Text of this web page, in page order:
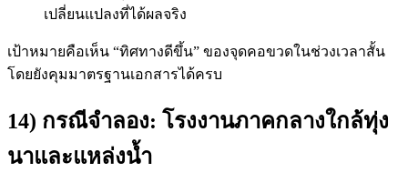
เปลี่ยนแปลงที่ได้ผลจริง
เป้าหมายคือเห็น “ทิศทางดีขึ้น” ของจุดคอขวดในช่วงเวลาสั้น
โดยยังคุมมาตรฐานเอกสารได้ครบ
14) กรณีจำลอง: โรงงานภาคกลางใกล้ทุ่ง
นาและแหล่งน้ำ